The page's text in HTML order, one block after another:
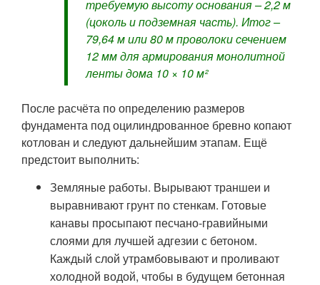
требуемую высоту основания – 2,2 м
(цоколь и подземная часть). Итог –
79,64 м или 80 м проволоки сечением
12 мм для армирования монолитной
ленты дома 10 × 10 м²
После расчёта по определению размеров
фундамента под оцилиндрованное бревно копают
котлован и следуют дальнейшим этапам. Ещё
предстоит выполнить:
Земляные работы. Вырывают траншеи и
выравнивают грунт по стенкам. Готовые
канавы просыпают песчано-гравийными
слоями для лучшей адгезии с бетоном.
Каждый слой утрамбовывают и проливают
холодной водой, чтобы в будущем бетонная